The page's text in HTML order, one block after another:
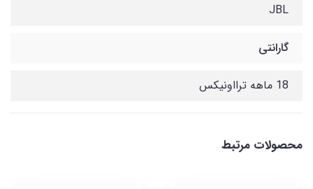
JBL
گارانتی
18 ماهه ترااونیکس
محصولات مرتبط